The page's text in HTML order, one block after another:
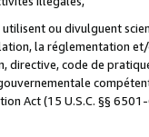
ou divulguent
la réglementation
directive, code de
Act (15 U.S.C. §§